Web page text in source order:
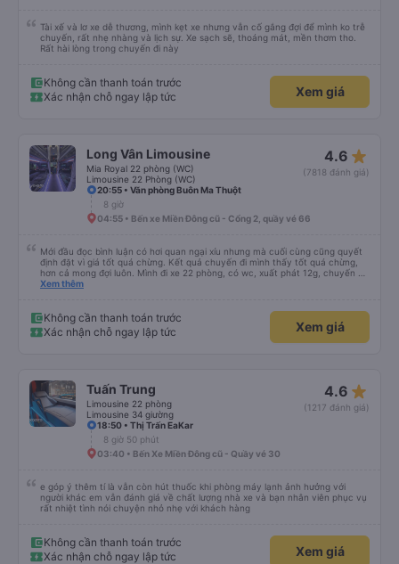
Tài xế và lơ xe dễ thương, mình kẹt xe nhưng vẫn cố gắng đợi để mình ko trễ
chuyến, rất nhẹ nhàng và lịch sự. Xe sạch sẽ, thoáng mát, mền thơm tho.
Rất hài lòng trong chuyến đi này
Không cần thanh toán trước
Xác nhận chỗ ngay lập tức
Xem giá
Long Vân Limousine
Mia Royal 22 phòng (WC)
Limousine 22 Phòng (WC)
4.6 star_rate
(7818 đánh giá)
20:55 • Văn phòng Buôn Ma Thuột
8 giờ
04:55 • Bến xe Miền Đông cũ - Cổng 2, quầy vé 66
Mới đầu đọc bình luận có hơi quan ngại xíu nhưng mà cuối cùng cũng quyết
định đặt vì giá tốt quá chừng. Kết quả chuyến đi mình thấy tốt quá chừng,
hơn cả mong đợi luôn. Mình đi xe 22 phòng, có wc, xuất phát 12g, chuyến đi
hôm qua của mình như thế này: 1. Ưu điểm: - Mấy bạn CSKH kỹ tính và dễ
trên xe sạch sẽ. - Phòng nằm không phải mới kin kít nhưng rất sạch sẽ, êm,
nằm thoải mái cho cả 2 người, mình say xe nhưng nằm thoải mái lắm, có thể
đọc sách được nguyên cả chuyến đi luôn mà. - Xuất phát đúng giờ và mình
nhà xe có xin lỗi và báo lại chỉ dừng ở Chu Văn An được thôi. Nếu về Mã Lò
được thì tiện cho mình quá chừng. Do xe dễ thương nên gặp được khách trên
xe ai cũng dễ thương quá luôn, nên chuyến đi hôm qua của mình okela lắm,
hi vọng nhà xe giữ được phong độ như thế này, đừng bị sa sút nha.
Xem thêm
Không cần thanh toán trước
Xác nhận chỗ ngay lập tức
Xem giá
Tuấn Trung
Limousine 22 phòng
Limousine 34 giường
4.6 star_rate
(1217 đánh giá)
18:50 • Thị Trấn EaKar
8 giờ 50 phút
03:40 • Bến Xe Miền Đông cũ - Quầy vé 30
e góp ý thêm tí là vẫn còn hút thuốc khi phòng máy lạnh ảnh hưởng với
người khác em vẫn đánh giá về chất lượng nhà xe và bạn nhân viên phục vụ
rất nhiệt tình nói chuyện nhỏ nhẹ với khách hàng
Không cần thanh toán trước
Xác nhận chỗ ngay lập tức
Xem giá